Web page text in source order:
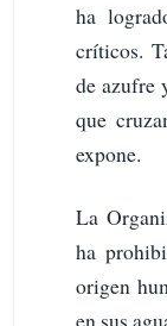
ha
críticos.
de azufre
que
expone.
La
ha
origen
en sus